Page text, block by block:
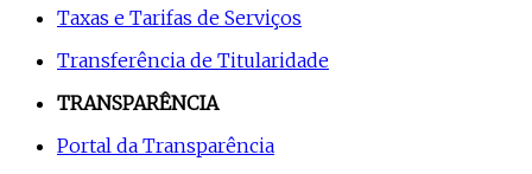
Taxas e Tarifas de Serviços
Transferência de Titularidade
TRANSPARÊNCIA
Portal da Transparência